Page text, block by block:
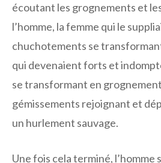
écoutant les grognements et
l’homme, la femme qui le
chuchotements se
qui devenaient forts et
se transformant en
gémissements rejoignant et
un hurlement sauvage.
Une fois cela terminé, l’homme